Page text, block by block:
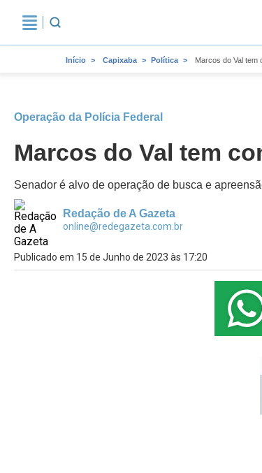
Início Capixaba Política Marcos do Val
Operação da Polícia Federal
Marcos do Val tem
Senador é alvo de operação de busca e
Redação de A Gazeta
online@redegazeta.com.br
Publicado em 15 de Junho de 2023 às 17:20